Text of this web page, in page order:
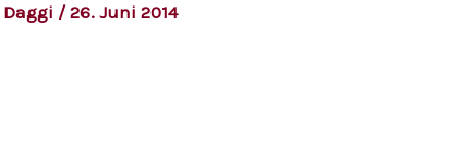
Daggi /26. Juni 2014